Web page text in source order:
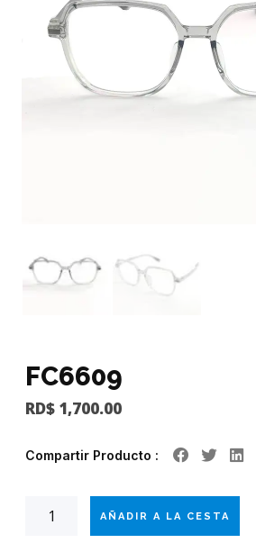
FC6609
RD$ 1,700.00
Compartir Producto :
AÑADIR A LA CESTA